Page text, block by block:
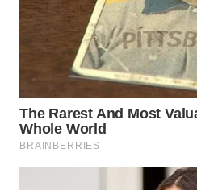
WN
NATUNA
BINTAN
WN